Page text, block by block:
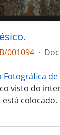
001094 ·
Fotográfica
visto do
colocado.